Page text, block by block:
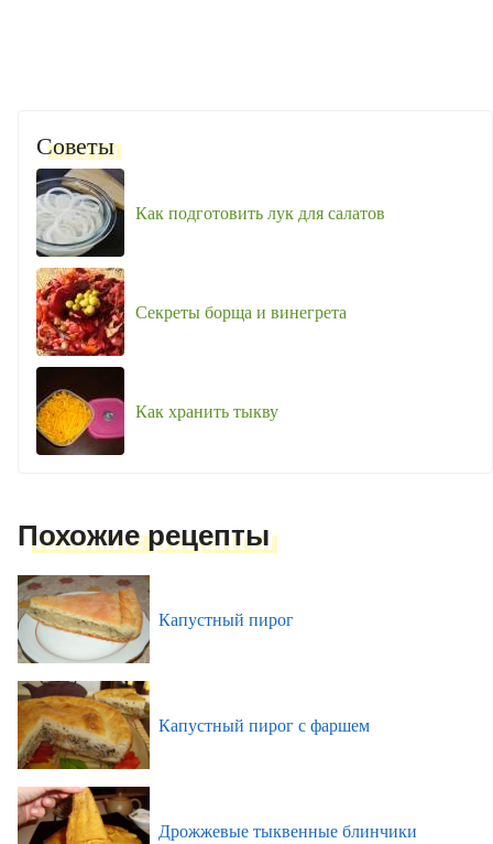
Советы
Как подготовить лук для салатов
Секреты борща и винегрета
Как хранить тыкву
Похожие рецепты
Капустный пирог
Капустный пирог с фаршем
Дрожжевые тыквенные блинчики